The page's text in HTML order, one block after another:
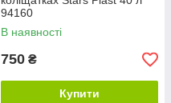
94160
В наявності
750 ₴
Купити